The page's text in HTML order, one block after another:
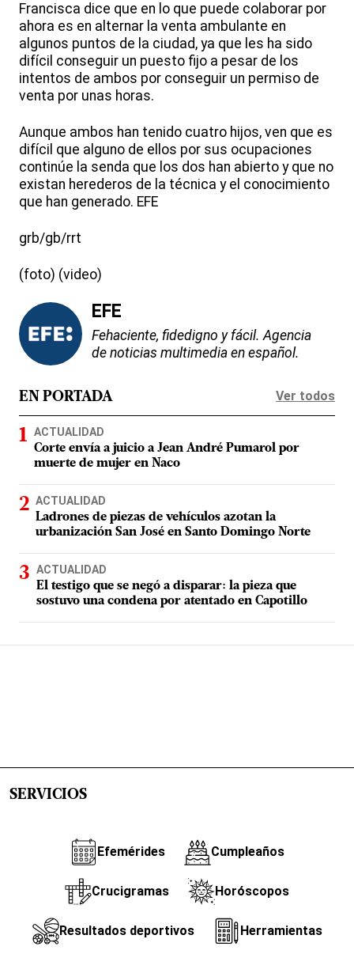
Francisca dice que en lo que puede colaborar por
ahora es en alternar la venta ambulante en
algunos puntos de la ciudad, ya que les ha sido
difícil conseguir un puesto fijo a pesar de los
intentos de ambos por conseguir un permiso de
venta por unas horas.
Aunque ambos han tenido cuatro hijos, ven que es
difícil que alguno de ellos por sus ocupaciones
continúe la senda que los dos han abierto y que no
existan herederos de la técnica y el conocimiento
que han generado. EFE
grb/gb/rrt
(foto) (video)
EFE
Fehaciente, fidedigno y fácil. Agencia
de noticias multimedia en español.
EN PORTADA Ver todos
ACTUALIDAD
Corte envía a juicio a Jean André Pumarol por
muerte de mujer en Naco
ACTUALIDAD
Ladrones de piezas de vehículos azotan la
urbanización San José en Santo Domingo Norte
ACTUALIDAD
El testigo que se negó a disparar: la pieza que
sostuvo una condena por atentado en Capotillo
SERVICIOS
Efemérides Cumpleaños
Crucigramas Horóscopos
Resultados deportivos Herramientas